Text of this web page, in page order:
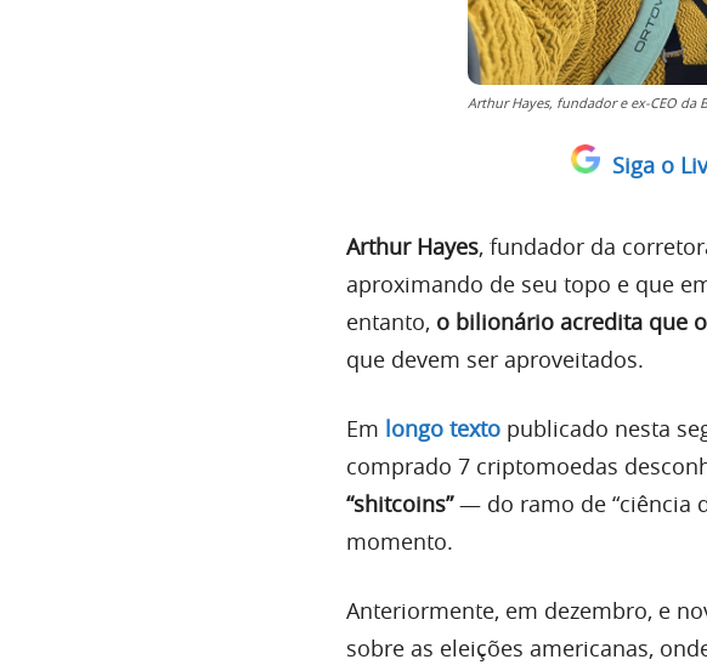
Arthur Hayes, fundador e ex-CEO da
Siga o
Arthur Hayes, fundador da
aproximando de seu topo e que
entanto, o bilionário acredita que
que devem ser aproveitados.
Em longo texto publicado nesta
comprado 7 criptomoedas
“shitcoins”— do ramo de “ciência
momento.
Anteriormente, em dezembro, e
sobre as eleições americanas,